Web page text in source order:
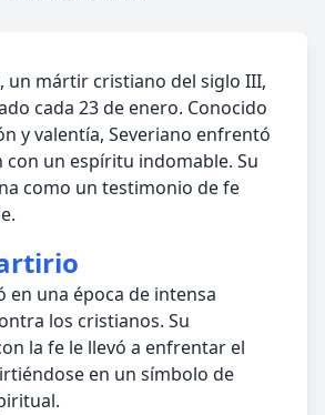
un mártir cristiano del siglo III,
cada 23 de enero. Conocido
y valentía, Severiano enfrentó
con un espíritu indomable. Su
como un testimonio de fe
en una época de intensa
los cristianos. Su
la fe le llevó a enfrentar el
en un símbolo de